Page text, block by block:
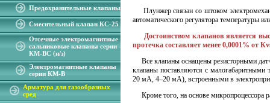
Предохранительные клапаны
Смесительный клапан КС-25
Отсечные электромагнитные
сальниковые клапаны серии
КМ-ВС (н/з)
Электромагнитные клапаны
серии КМ-В
Арматура для газообразных
сред
Плунжер связан со штоком
автоматического регулятора температуры
Достоинством клапанов является
протечка составляет менее 0,0001% от
Все клапаны оснащены резисторными
клапаны поставляются с
20 мА, 4–20 мА), встроенными в
Кроме того, на основе микропроцессора